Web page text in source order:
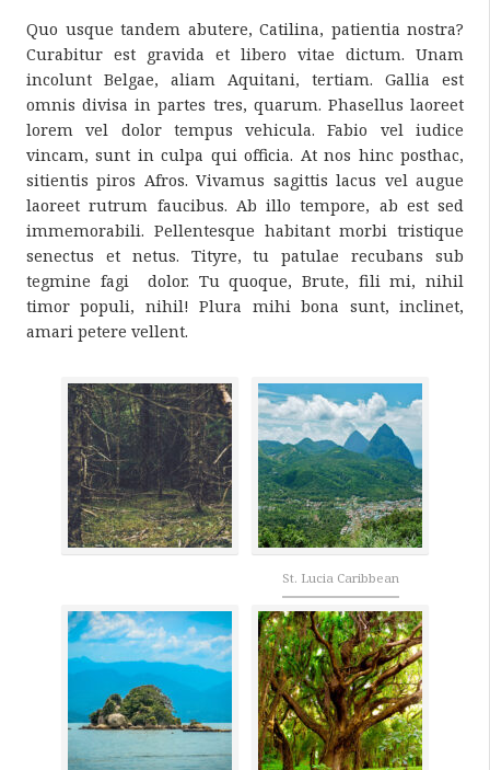
Quo usque tandem abutere, Catilina, patientia nostra?
Curabitur est gravida et libero vitae dictum. Unam
incolunt Belgae, aliam Aquitani, tertiam. Gallia est
omnis divisa in partes tres, quarum. Phasellus laoreet
lorem vel dolor tempus vehicula. Fabio vel iudice
vincam, sunt in culpa qui officia. At nos hinc posthac,
sitientis piros Afros. Vivamus sagittis lacus vel augue
laoreet rutrum faucibus. Ab illo tempore, ab est sed
immemorabili. Pellentesque habitant morbi tristique
senectus et netus. Tityre, tu patulae recubans sub
tegmine fagi dolor. Tu quoque, Brute, fili mi, nihil
timor populi, nihil! Plura mihi bona sunt, inclinet,
amari petere vellent.
St. Lucia Caribbean